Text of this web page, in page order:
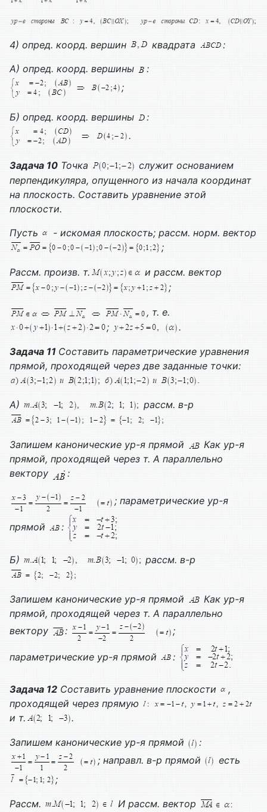
4) опред. коорд. вершин квадрата
:
А) опред. коорд. вершины
:
;
Б) опред. коорд. вершины
:
.
Задача 10 Точка
служит основанием
перпендикуляра, опущенного из начала координат
на плоскость. Составить уравнение этой
плоскости.
Пусть
- искомая плоскость; рассм. норм. вектор
;
Рассм. произв. т.
и рассм. вектор
;
, т. е.
;
.
Задача 11 Составить параметрические уравнения
прямой, проходящей через две заданные точки:
А) рассм. в-р
Запишем канонические ур-я прямой
Как ур-я
прямой, проходящей через т. А параллельно
вектору
:
; параметрические ур-я
прямой :
Б) рассм. в-р
Запишем канонические ур-я прямой
Как ур-я
прямой, проходящей через т. А параллельно
вектору
: ;
параметрические ур-я прямой :
Задача 12 Составить уравнение плоскости
,
проходящей через прямую
и т.
.
Запишем канонические ур-я прямой
:
; направл. в-р прямой
есть
;
Рассм.
И рассм. вектор